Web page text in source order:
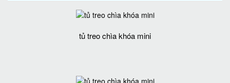
tủ treo chìa khóa mini